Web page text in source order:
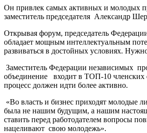
Он привлек самых активных и молодых
заместитель председателя Александр
Открывая форум, председатель
обладает мощным интеллектуальным
развиваться в достойных условиях.
Заместитель Федерации независимых
объединение входит в ТОП-10 членских
процесс должен идти более активно.
«Во власть и бизнес приходят молодые
была не нашим будущим, а нашим
ставить перед работодателем вопросы
нацеливают свою молодежь».